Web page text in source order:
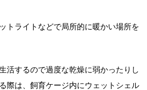
トライトなどで局所的に暖かい場所を
活するので過度な乾燥に弱かったりし
際は、飼育ケージ内にウェットシェル